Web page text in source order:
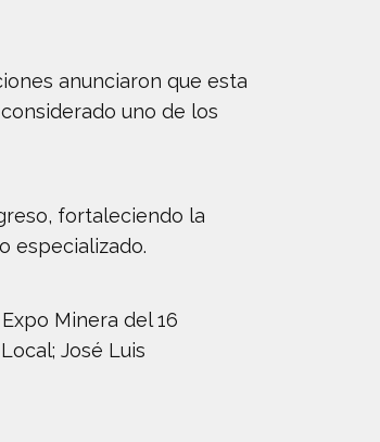
anunciaron que esta
uno de los
fortaleciendo la
especializado.
Minera del 16
José Luis